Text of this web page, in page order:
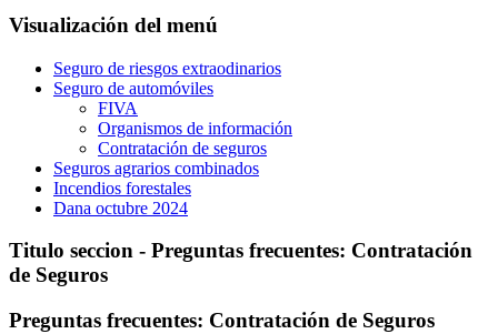
Visualización del menú
Seguro de riesgos extraodinarios
Seguro de automóviles
FIVA
Organismos de información
Contratación de seguros
Seguros agrarios combinados
Incendios forestales
Dana octubre 2024
Titulo seccion - Preguntas frecuentes: Contratación
de Seguros
Preguntas frecuentes: Contratación de Seguros